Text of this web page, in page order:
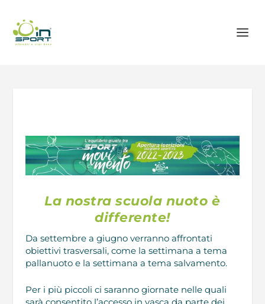
La nostra scuola nuoto è
differente!
Da settembre a giugno verranno affrontati
obiettivi trasversali, come la settimana a tema
pallanuoto e la settimana a tema salvamento.
Per i più piccoli ci saranno giornate nelle quali